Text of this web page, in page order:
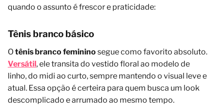
quando o assunto é frescor e praticidade:
Tênis branco básico
Otênis branco feminino segue como favorito absoluto.
Versátil, ele transita do vestido floral ao modelo de
linho, do midi ao curto, sempre mantendo o visual leve e
atual. Essa opção é certeira para quem busca um look
descomplicado e arrumado ao mesmo tempo.